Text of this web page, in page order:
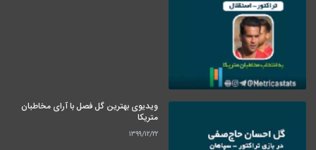
ویدیوی بهترین گل فصل با آرای مخاطبان
متریکا
۱۳۹۹/۱۲/۲۲